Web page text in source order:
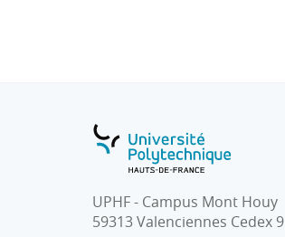
UPHF - Campus Mont Houy
59313 Valenciennes Cedex 9